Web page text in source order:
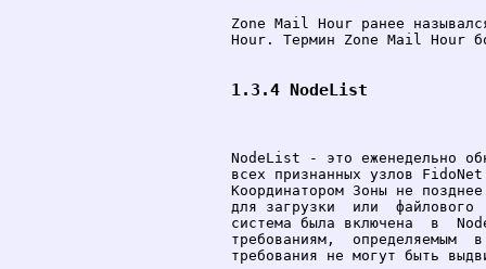
Zone Mail Hour ранее
Hour. Термин Zone Mail Hour
1.3.4 NodeList
NodeList - это еженедельно
всех признанных узлов
Координатором Зоны не
для загрузки  или
система была включена  в
требованиям,  определяемым
требования не могут быть